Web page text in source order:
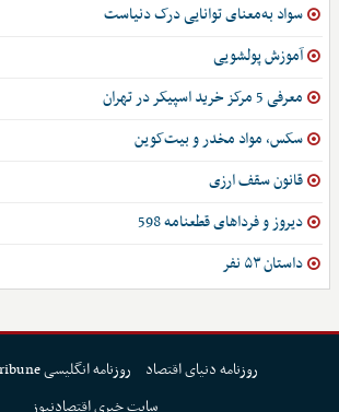
سواد به‌معنای توانایی درک دنیاست
آموزش پولشویی
معرفی 5 مرکز خرید اسپیکر در تهران
سکس، مواد مخدر و بیت‌کوین
قانون سقف ارزی
دیروز و فرداهای قطعنامه 598
داستان ۵۳ نفر
روزنامه دنیای اقتصاد
روزنامه انگلیسی Financial Tribune